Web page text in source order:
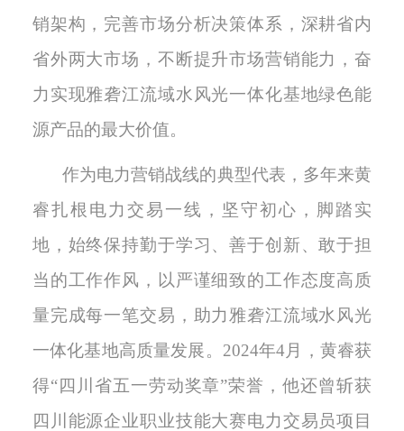
销架构，完善市场分析决策体系，深耕省内
省外两大市场，不断提升市场营销能力，奋
力实现雅砻江流域水风光一体化基地绿色能
源产品的最大价值。
作为电力营销战线的典型代表，多年来黄
睿扎根电力交易一线，坚守初心，脚踏实
地，始终保持勤于学习、善于创新、敢于担
当的工作作风，以严谨细致的工作态度高质
量完成每一笔交易，助力雅砻江流域水风光
一体化基地高质量发展。2024年4月，黄睿获
得“四川省五一劳动奖章”荣誉，他还曾斩获
四川能源企业职业技能大赛电力交易员项目